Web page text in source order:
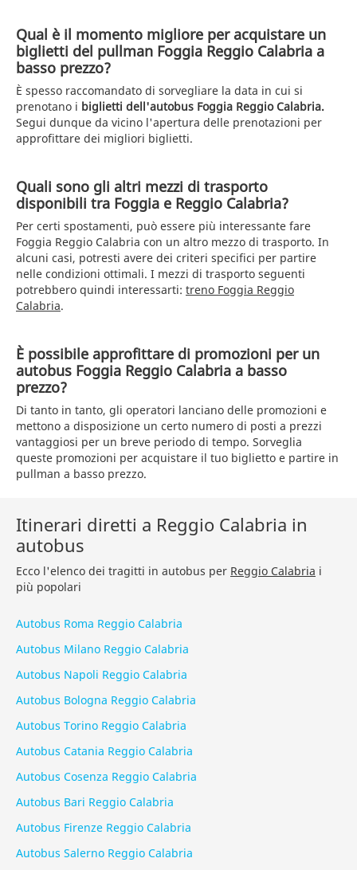
Qual è il momento migliore per acquistare un
biglietti del pullman Foggia Reggio Calabria a
basso prezzo?
È spesso raccomandato di sorvegliare la data in cui si
prenotano i biglietti dell'autobus Foggia Reggio Calabria.
Segui dunque da vicino l'apertura delle prenotazioni per
approfittare dei migliori biglietti.
Quali sono gli altri mezzi di trasporto
disponibili tra Foggia e Reggio Calabria?
Per certi spostamenti, può essere più interessante fare
Foggia Reggio Calabria con un altro mezzo di trasporto. In
alcuni casi, potresti avere dei criteri specifici per partire
nelle condizioni ottimali. I mezzi di trasporto seguenti
potrebbero quindi interessarti: treno Foggia Reggio
Calabria.
È possibile approfittare di promozioni per un
autobus Foggia Reggio Calabria a basso
prezzo?
Di tanto in tanto, gli operatori lanciano delle promozioni e
mettono a disposizione un certo numero di posti a prezzi
vantaggiosi per un breve periodo di tempo. Sorveglia
queste promozioni per acquistare il tuo biglietto e partire in
pullman a basso prezzo.
Itinerari diretti a Reggio Calabria in
autobus
Ecco l'elenco dei tragitti in autobus per Reggio Calabria i
più popolari
Autobus Roma Reggio Calabria
Autobus Milano Reggio Calabria
Autobus Napoli Reggio Calabria
Autobus Bologna Reggio Calabria
Autobus Torino Reggio Calabria
Autobus Catania Reggio Calabria
Autobus Cosenza Reggio Calabria
Autobus Bari Reggio Calabria
Autobus Firenze Reggio Calabria
Autobus Salerno Reggio Calabria